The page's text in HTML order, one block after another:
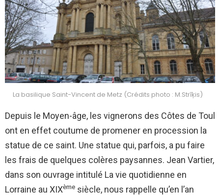
La basilique Saint-Vincent de Metz (Crédits photo : M.Strīķis)
Depuis le Moyen-âge, les vignerons des Côtes de Toul
ont en effet coutume de promener en procession la
statue de ce saint. Une statue qui, parfois, a pu faire
les frais de quelques colères paysannes. Jean Vartier,
dans son ouvrage intitulé La vie quotidienne en
Lorraine au XIXème siècle, nous rappelle qu’en l’an